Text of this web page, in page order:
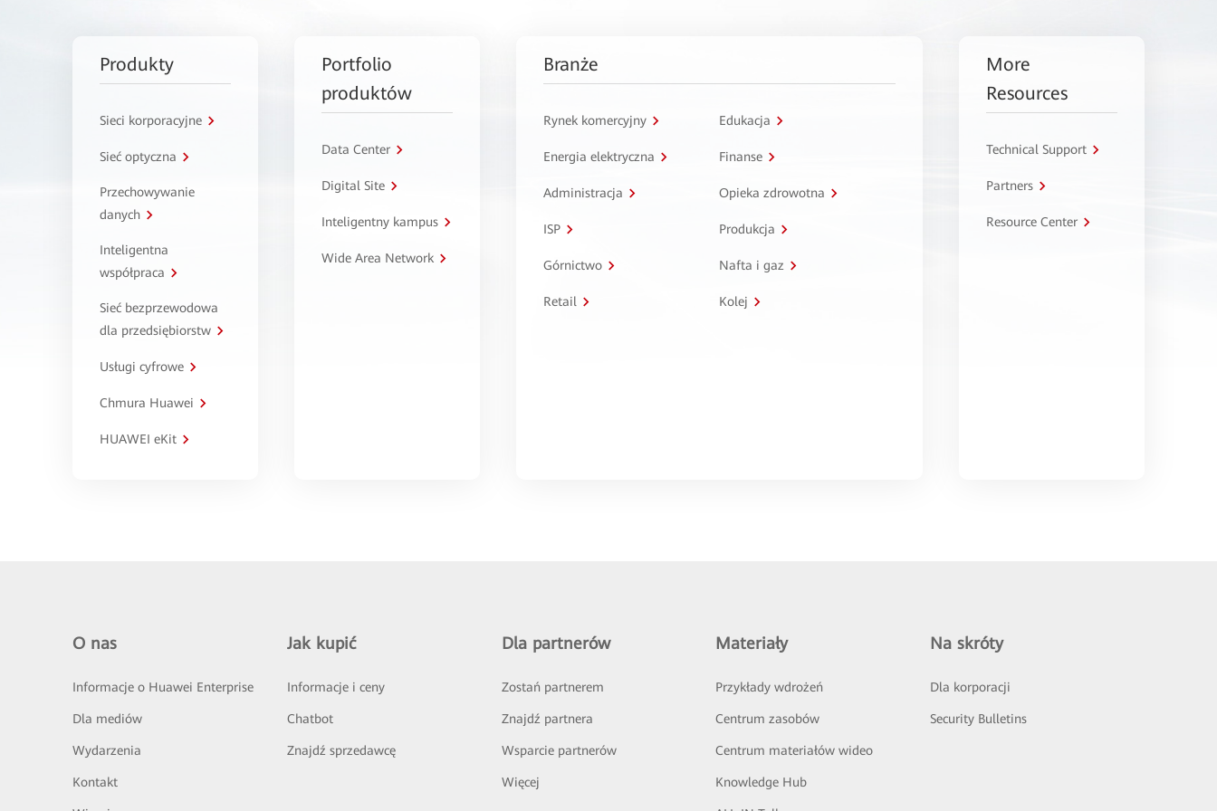
Produkty
Sieci korporacyjne
Sieć optyczna
Przechowywanie
danych
Inteligentna
współpraca
Sieć bezprzewodowa
dla przedsiębiorstw
Usługi cyfrowe
Chmura Huawei
HUAWEI eKit
Portfolio
produktów
Data Center
Digital Site
Inteligentny kampus
Wide Area Network
Branże
Rynek komercyjny Edukacja
Energia elektryczna Finanse
Administracja Opieka zdrowotna
ISP Produkcja
Górnictwo Nafta i gaz
Retail Kolej
More
Resources
Technical Support
Partners
Resource Center
O nas
Informacje o Huawei Enterprise
Dla mediów
Wydarzenia
Kontakt
Jak kupić
Informacje i ceny
Chatbot
Znajdź sprzedawcę
Dla partnerów
Zostań partnerem
Znajdź partnera
Wsparcie partnerów
Więcej
Materiały
Przykłady wdrożeń
Centrum zasobów
Centrum materiałów wideo
Knowledge Hub
Na skróty
Dla korporacji
Security Bulletins